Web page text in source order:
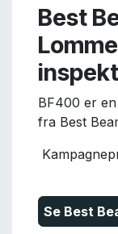
Best
BF400 er
fra Best
Kampagnep
Se Best